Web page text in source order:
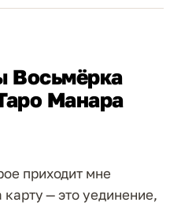
Восьмёрка
Манара
приходит мне
карту — это уединение,